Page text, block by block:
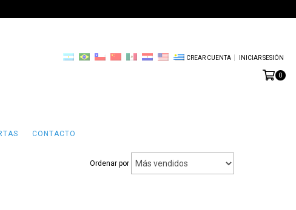
CREAR CUENTA INICIAR SESIÓN
0
CONTACTO
Ordenar por